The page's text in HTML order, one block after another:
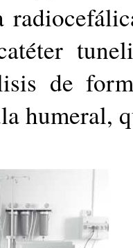
de
humeral,